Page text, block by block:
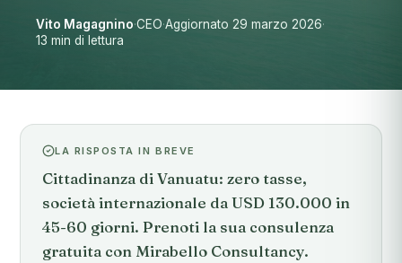
Vito Magagnino·CEO·Aggiornato 29 marzo 2026·
13 min di lettura
LA RISPOSTA IN BREVE
Cittadinanza di Vanuatu: zero tasse,
società internazionale da USD 130.000 in
45-60 giorni. Prenoti la sua consulenza
gratuita con Mirabello Consultancy.